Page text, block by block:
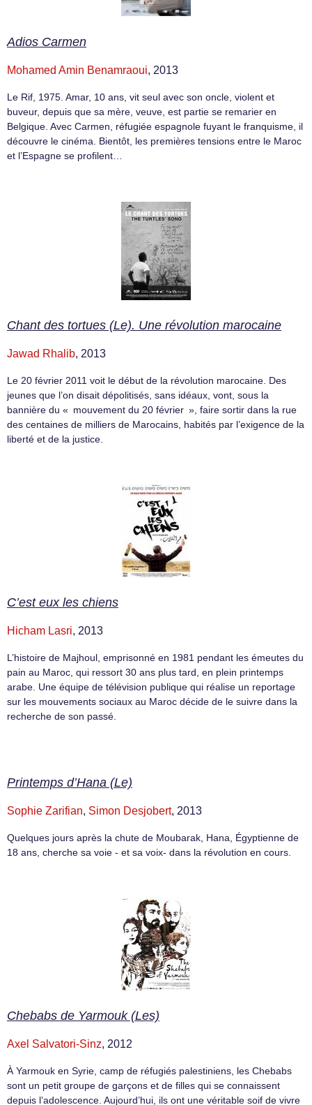
Adios Carmen
Mohamed Amin Benamraoui, 2013
Le Rif, 1975. Amar, 10 ans, vit seul avec son oncle, violent et
buveur, depuis que sa mère, veuve, est partie se remarier en
Belgique. Avec Carmen, réfugiée espagnole fuyant le franquisme, il
découvre le cinéma. Bientôt, les premières tensions entre le Maroc
et l’Espagne se profilent…
Chant des tortues (Le). Une révolution marocaine
Jawad Rhalib, 2013
Le 20 février 2011 voit le début de la révolution marocaine. Des
jeunes que l’on disait dépolitisés, sans idéaux, vont, sous la
bannière du « mouvement du 20 février », faire sortir dans la rue
des centaines de milliers de Marocains, habités par l’exigence de la
liberté et de la justice.
C’est eux les chiens
Hicham Lasri, 2013
L’histoire de Majhoul, emprisonné en 1981 pendant les émeutes du
pain au Maroc, qui ressort 30 ans plus tard, en plein printemps
arabe. Une équipe de télévision publique qui réalise un reportage
sur les mouvements sociaux au Maroc décide de le suivre dans la
recherche de son passé.
Printemps d’Hana (Le)
Sophie Zarifian, Simon Desjobert, 2013
Quelques jours après la chute de Moubarak, Hana, Égyptienne de
18 ans, cherche sa voie - et sa voix- dans la révolution en cours.
Chebabs de Yarmouk (Les)
Axel Salvatori-Sinz, 2012
À Yarmouk en Syrie, camp de réfugiés palestiniens, les Chebabs
sont un petit groupe de garçons et de filles qui se connaissent
depuis l’adolescence. Aujourd’hui, ils ont une véritable soif de vivre